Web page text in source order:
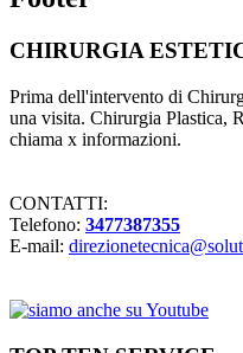
CHIRURGIA
Prima dell'intervento di
una visita. Chirurgia Plastica,
chiama x informazioni.
CONTATTI:
Telefono: 3477387355
E-mail: